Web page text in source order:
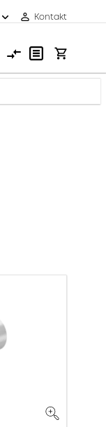
Kontakt